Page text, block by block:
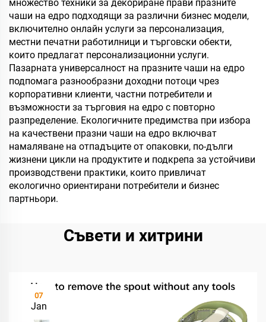
множество техники за декориране прави празните
чаши на едро подходящи за различни бизнес модели,
включително онлайн услуги за персонализация,
местни печатни работилници и търговски обекти,
които предлагат персонализационни услуги.
Пазарната универсалност на празните чаши на едро
подпомага разнообразни доходни потоци чрез
корпоративни клиенти, частни потребители и
възможности за търговия на едро с повторно
разпределение. Екологичните предимства при избора
на качествени празни чаши на едро включват
намаляване на отпадъците от опаковки, по-дълги
жизнени цикли на продуктите и подкрепа за устойчиви
производствени практики, които привличат
екологично ориентирани потребители и бизнес
партньори.
Съвети и хитрини
07
Jan